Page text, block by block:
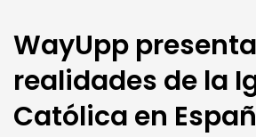
WayUpp
realidades de la
Católica en